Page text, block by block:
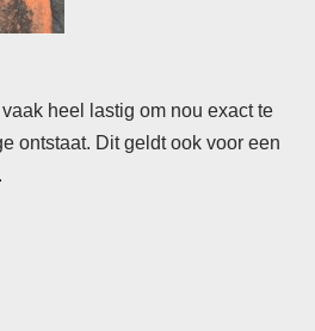
heel lastig om nou exact te
ontstaat. Dit geldt ook voor een